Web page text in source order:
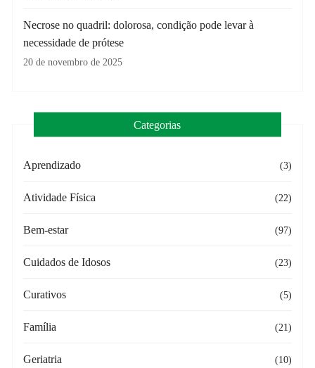
Necrose no quadril: dolorosa, condição pode levar à
necessidade de prótese
20 de novembro de 2025
Categorias
Aprendizado (3)
Atividade Física (22)
Bem-estar (97)
Cuidados de Idosos (23)
Curativos (5)
Família (21)
Geriatria (10)